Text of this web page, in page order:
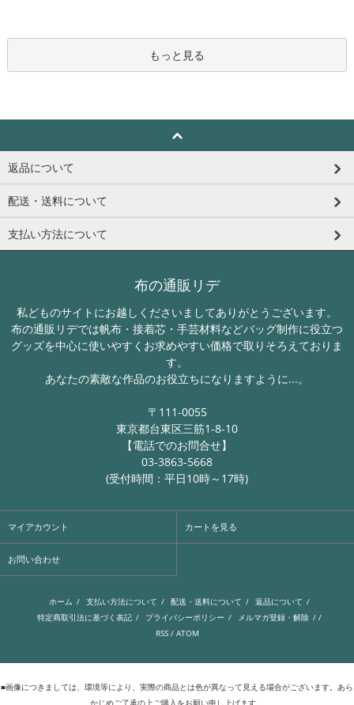
もっと見る
返品について
配送・送料について
支払い方法について
布の通販リデ
私どものサイトにお越しくださいましてありがとうございます。
布の通販リデでは帆布・接着芯・手芸材料などバッグ制作に役立つ
グッズを中心に使いやすくお求めやすい価格で取りそろえておりま
す。
あなたの素敵な作品のお役立ちになりますように...。
〒111-0055
東京都台東区三筋1-8-10
【電話でのお問合せ】
03-3863-5668
(受付時間：平日10時～17時)
マイアカウント カートを見る
お問い合わせ
ホーム / 支払い方法について / 配送・送料について / 返品について /
特定商取引法に基づく表記 / プライバシーポリシー / メルマガ登録・解除 / /
RSS/ ATOM
■画像につきましては、環境等により、実際の商品とは色が異なって見える場合がございます。あら
かじめご了承の上ご購入をお願い申し上げます。